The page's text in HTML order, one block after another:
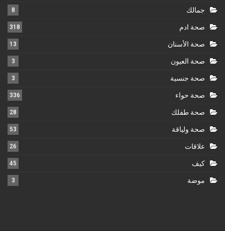
جمالك 8
صحة ادم 318
صحة الأسنان 13
صحة العيون 3
صحة جنسية 3
صحة حواء 336
صحة طفلك 28
صحة ولياقة 53
علاقات 26
كيف 45
موضة 3